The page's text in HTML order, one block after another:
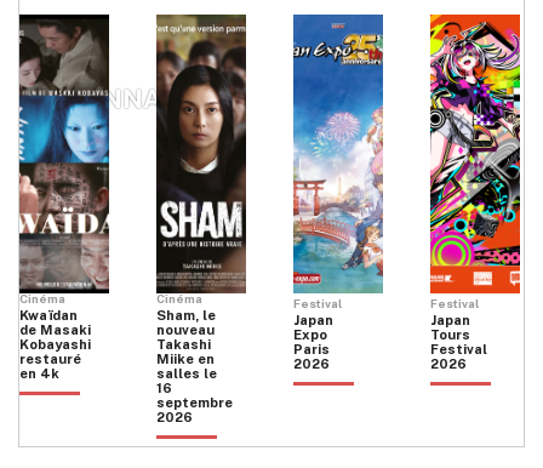
RAYONNANCE
Cinéma
Kwaïdan
de Masaki
Kobayashi
restauré
en 4k
Cinéma
Sham, le
nouveau
Takashi
Miike en
salles le
16
septembre
2026
Festival
Japan
Expo
Paris
2026
Festival
Japan
Tours
Festival
2026